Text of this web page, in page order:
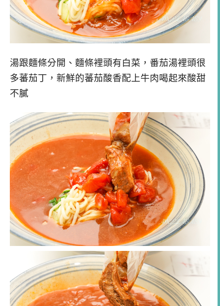
湯跟麵條分開、麵條裡頭有白菜，番茄湯裡頭很
多蕃茄丁，新鮮的蕃茄酸香配上牛肉喝起來酸甜
不膩